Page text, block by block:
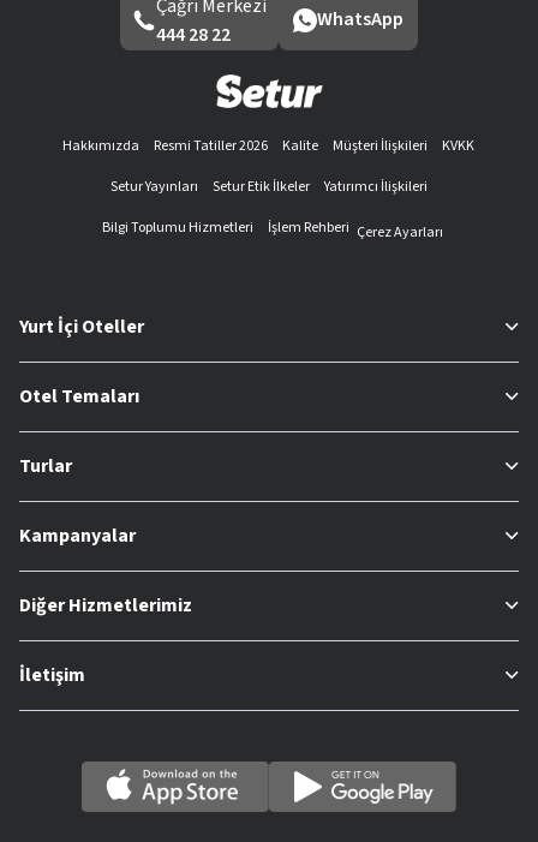
Çağrı Merkezi
444 28 22
WhatsApp
Hakkımızda Resmi Tatiller 2026 Kalite Müşteri İlişkileri
KVKK
Setur Yayınları
Setur Etik İlkeler
Yatırımcı İlişkileri
Bilgi Toplumu Hizmetleri
İşlem Rehberi Çerez Ayarları
Yurt İçi Oteller
Otel Temaları
Turlar
Kampanyalar
Diğer Hizmetlerimiz
İletişim